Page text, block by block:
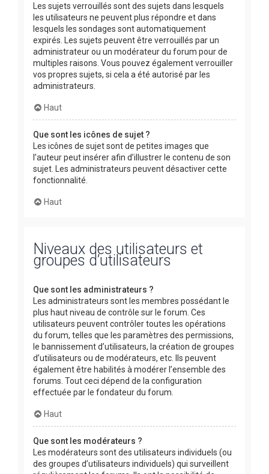
Les sujets verrouillés sont des sujets dans lesquels
les utilisateurs ne peuvent plus répondre et dans
lesquels les sondages sont automatiquement
expirés. Les sujets peuvent être verrouillés par un
administrateur ou un modérateur du forum pour de
multiples raisons. Vous pouvez également verrouiller
vos propres sujets, si cela a été autorisé par les
administrateurs.
Haut
Que sont les icônes de sujet ?
Les icônes de sujet sont de petites images que
l’auteur peut insérer afin d’illustrer le contenu de son
sujet. Les administrateurs peuvent désactiver cette
fonctionnalité.
Haut
Niveaux des utilisateurs et
groupes d’utilisateurs
Que sont les administrateurs ?
Les administrateurs sont les membres possédant le
plus haut niveau de contrôle sur le forum. Ces
utilisateurs peuvent contrôler toutes les opérations
du forum, telles que les paramètres des permissions,
le bannissement d’utilisateurs, la création de groupes
d’utilisateurs ou de modérateurs, etc. Ils peuvent
également être habilités à modérer l’ensemble des
forums. Tout ceci dépend de la configuration
effectuée par le fondateur du forum.
Haut
Que sont les modérateurs ?
Les modérateurs sont des utilisateurs individuels (ou
des groupes d’utilisateurs individuels) qui surveillent